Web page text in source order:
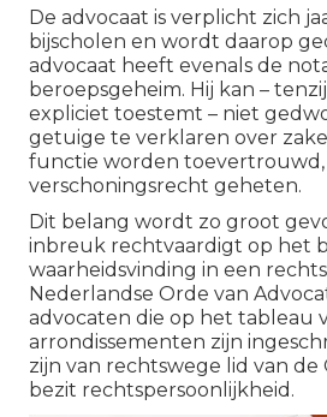
De advocaat is verplicht zich
bijscholen en wordt daarop
advocaat heeft evenals de
beroepsgeheim. Hij kan –
expliciet toestemt – niet
getuige te verklaren over
functie worden
verschoningsrecht geheten.
Dit belang wordt zo groot
inbreuk rechtvaardigt op het
waarheidsvinding in een
Nederlandse Orde van
advocaten die op het tableau
arrondissementen zijn
zijn van rechtswege lid van de
bezit rechtspersoonlijkheid.